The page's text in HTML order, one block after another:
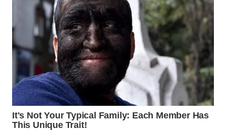
WAHANANEWS
ID
WAHANANEWS
CO ID
WAHANANEWS
NET